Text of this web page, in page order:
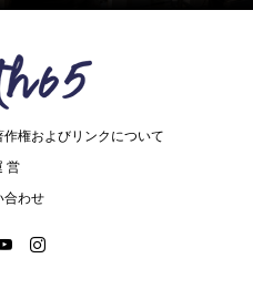
権およびリンクについて
営
合わせ